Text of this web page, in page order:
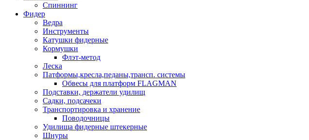
Спиннинг
Фидер
Ведра
Инструменты
Катушки фидерные
Кормушки
Флэт-метод
Леска
Патформы,кресла,педаны,трансп. системы
Обвесы для платформ FLAGMAN
Подставки, держатели удилищ
Садки, подсачеки
Транспортировка и хранение
Поводочницы
Удилища фидерные штекерные
Шнуры